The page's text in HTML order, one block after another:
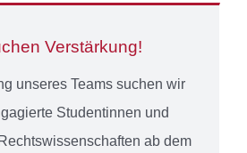
Verstärkung!
unseres Teams suchen wir
Studentinnen und
ab dem